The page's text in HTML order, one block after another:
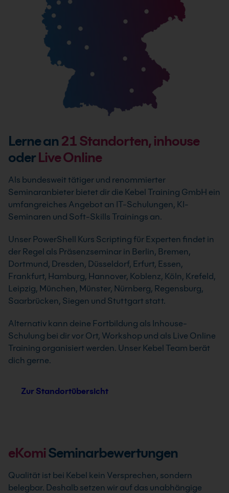
Lerne an 21Standorten, inhouse
oderLive Online
Als bundesweit tätiger und renommierter
Seminaranbieter bietet dir die Kebel Training GmbH ein
umfangreiches Angebot an IT-Schulungen, KI-
Seminaren und Soft-Skills Trainings an.
Unser PowerShell Kurs Scripting für Experten findet in
der Regel als Präsenzseminar in Berlin, Bremen,
Dortmund, Dresden, Düsseldorf, Erfurt, Essen,
Frankfurt, Hamburg, Hannover, Koblenz, Köln, Krefeld,
Leipzig, München, Münster, Nürnberg, Regensburg,
Saarbrücken, Siegen und Stuttgart statt.
Alternativ kann deine Fortbildung als Inhouse-
Schulung bei dir vor Ort, Workshop und als Live Online
Training organisiert werden. Unser Kebel Team berät
dich gerne.
Zur Standortübersicht
eKomiSeminarbewertungen
Qualität ist bei Kebel kein Versprechen, sondern
belegbar. Deshalb setzen wir auf das unabhängige